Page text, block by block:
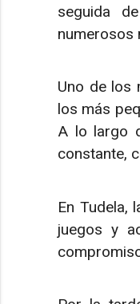
seguida
numerosos
Uno de los
los más
A lo largo
constante,
En Tudela,
juegos y